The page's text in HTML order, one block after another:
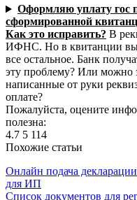
Оформляю уплату
сформированной
Как это исправить? В
ИФНС. Но в квитанции
все остальное. Банк
эту проблему? Или можно
написанные от руки
оплате?
Пожалуйста, оцените
полезна:
4.7 5 114
Похожие статьи
Онлайн подача
для ИП
Список документов для